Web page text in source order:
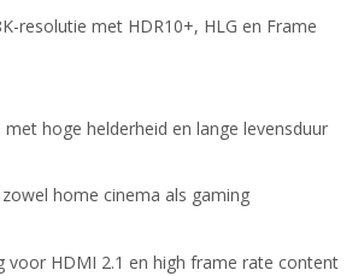
resolutie met HDR10+, HLG en Frame
hoge helderheid en lange levensduur
home cinema als gaming
voor HDMI 2.1 en high frame rate content